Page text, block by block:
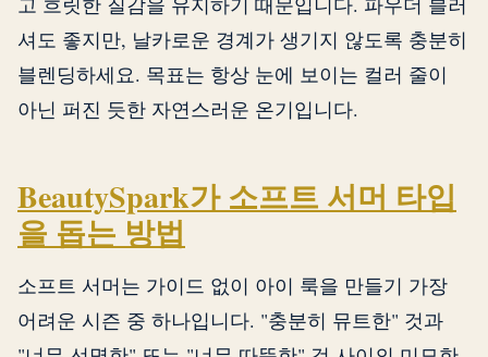
셔도 좋지만, 날카로운 경계가 생기지 않도록 충분히
블렌딩하세요. 목표는 항상 눈에 보이는 컬러 줄이
아닌 퍼진 듯한 자연스러운 온기입니다.
BeautySpark가 소프트 서머 타입
을 돕는 방법
소프트 서머는 가이드 없이 아이 룩을 만들기 가장
어려운 시즌 중 하나입니다. "충분히 뮤트한" 것과